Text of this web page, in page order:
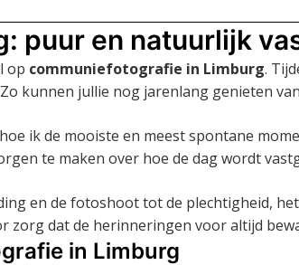
puur en natuurlijk
op communiefotografie in Limburg.
kunnen jullie nog jarenlang genieten
ik de mooiste en meest spontane
te maken over hoe de dag wordt
en de fotoshoot tot de plechtigheid,
zorg dat de herinneringen voor altijd
in Limburg